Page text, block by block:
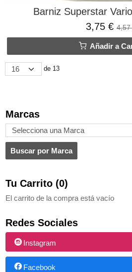
Marcas
Tu Carrito (0)
El carrito de la compra está vacío
Redes Sociales
Instagram
Facebook
Barniz Superstar
3,75 € 4,57
Añadir a
de 13